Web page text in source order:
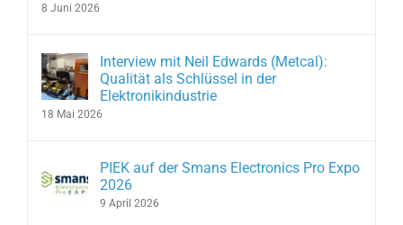
8 Juni 2026
Interview mit Neil Edwards (Metcal):
Qualität als Schlüssel in der
Elektronikindustrie
18 Mai 2026
PIEK auf der Smans Electronics Pro Expo
2026
9 April 2026